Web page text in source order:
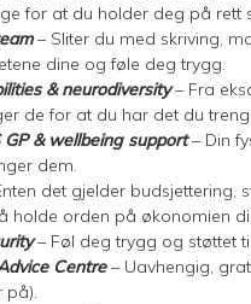
for at du holder deg på rett
– Sliter du med skriving,
dine og føle deg trygg.
& neurodiversity– Fra
de for at du har det du
& wellbeing support – Din
dem.
det gjelder budsjettering,
holde orden på økonomien
– Føl deg trygg og støttet
Centre– Uavhengig,